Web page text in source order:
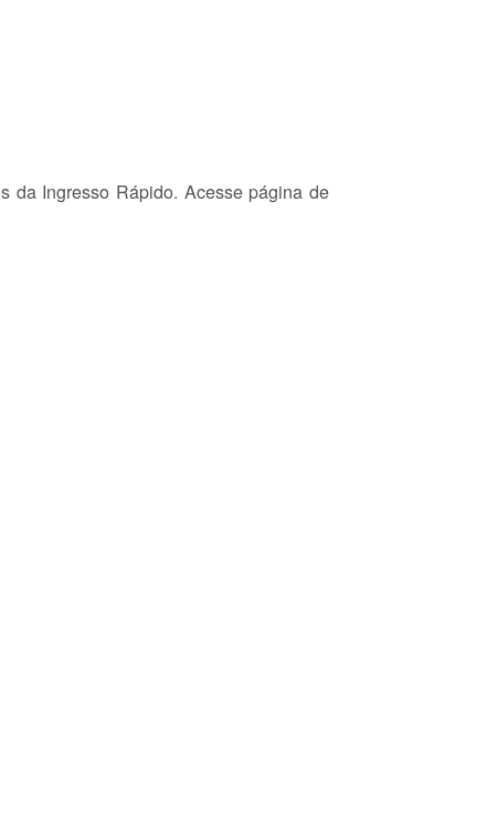
da Ingresso Rápido. Acesse página de